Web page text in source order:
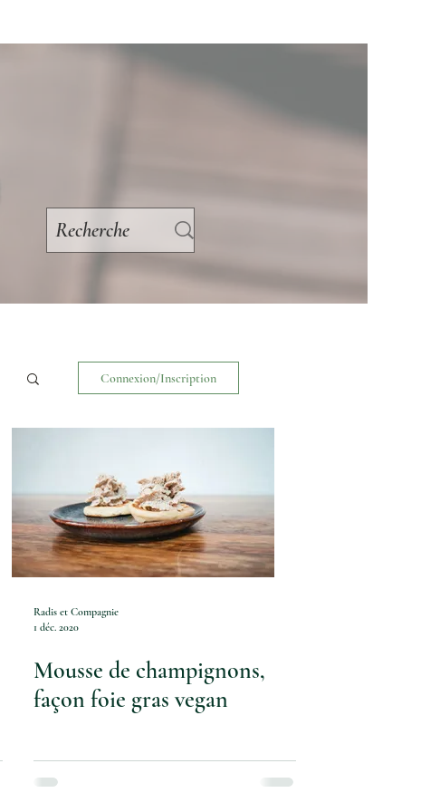
Connexion/Inscription
Radis et Compagnie
1 déc. 2020
Mousse de champignons,
façon foie gras vegan